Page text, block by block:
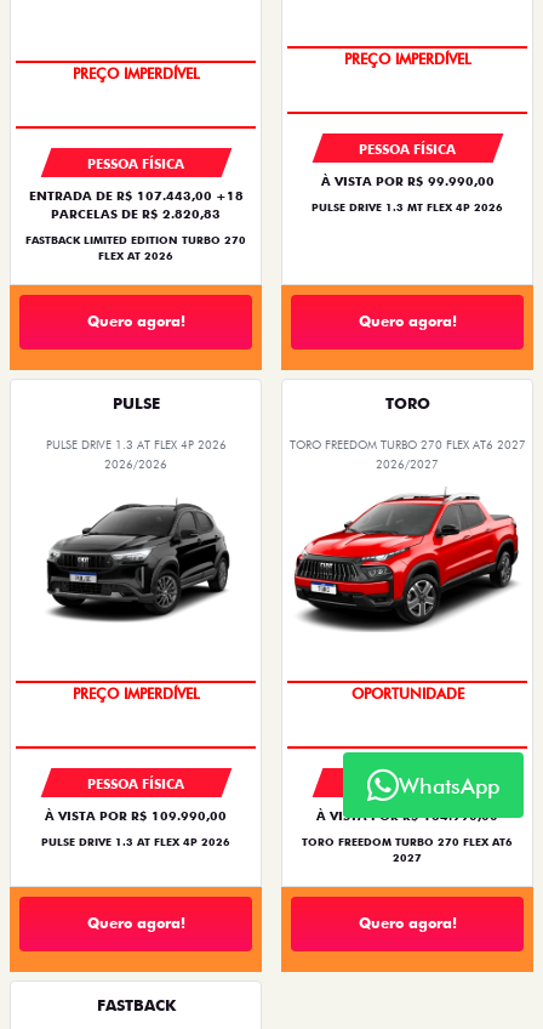
PREÇO IMPERDÍVEL
PESSOA FÍSICA
ENTRADA DE R$ 107.443,00 +18
PARCELAS DE R$ 2.820,83
FASTBACK LIMITED EDITION TURBO 270
FLEX AT 2026
Quero agora!
PREÇO IMPERDÍVEL
PESSOA FÍSICA
À VISTA POR R$ 99.990,00
PULSE DRIVE 1.3 MT FLEX 4P 2026
Quero agora!
PULSE
PULSE DRIVE 1.3 AT FLEX 4P 2026
2026/2026
PREÇO IMPERDÍVEL
PESSOA FÍSICA
À VISTA POR R$ 109.990,00
PULSE DRIVE 1.3 AT FLEX 4P 2026
Quero agora!
TORO
TORO FREEDOM TURBO 270 FLEX AT6 2027
2026/2027
OPORTUNIDADE
PESSOA FÍSICA
À VISTA POR R$ 134.990,00
TORO FREEDOM TURBO 270 FLEX AT6
2027
Quero agora!
FASTBACK
WhatsApp